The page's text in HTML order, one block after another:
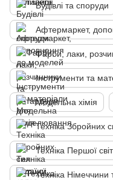
Будівлі та споруди
Афтермаркет,
Фарби, лаки,
Інструменти та
Модельна хімія
Техніка Збройних
Техніка Першої
Техніка Німеччини